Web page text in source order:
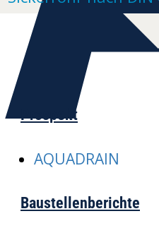
Prospekt
AQUADRAIN
Baustellenberichte